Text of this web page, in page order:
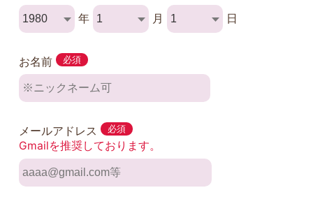
年 月 日
お名前 必須
メールアドレス 必須
Gmailを推奨しております。